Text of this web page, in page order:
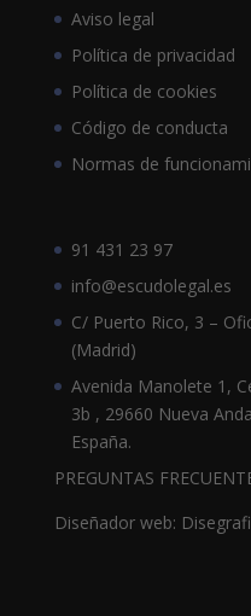
Aviso legal
Política de privacidad
Política de cookies
Código de conducta
Normas de
91 431 23 97
info@escudolegal.es
C/ Puerto Rico, 3 –
(Madrid)
Avenida Manolete 1,
3b , 29660 Nueva
España.
PREGUNTAS
Diseñador web: